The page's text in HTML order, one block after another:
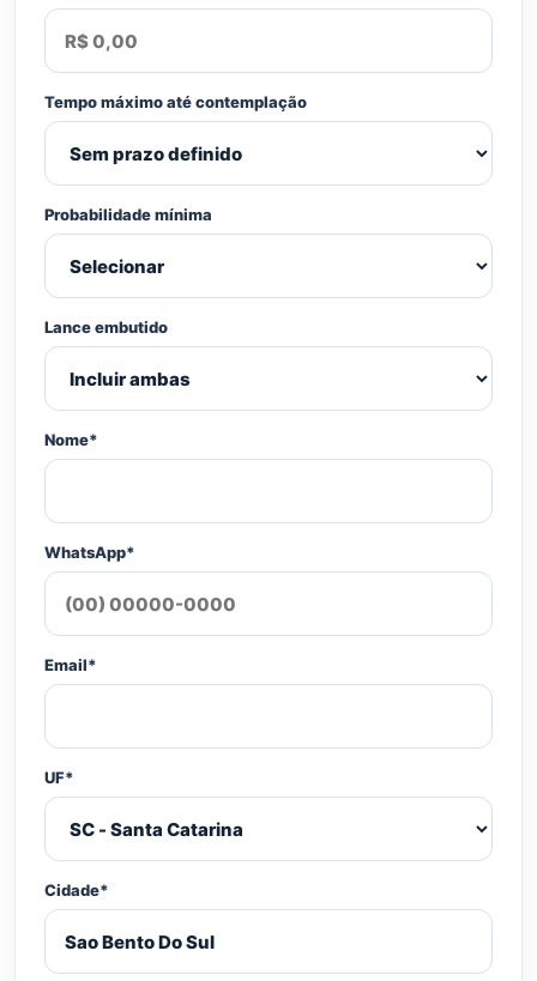
Tempo máximo até contemplação
Probabilidade mínima
Lance embutido
Nome*
WhatsApp*
Email*
UF*
Cidade*